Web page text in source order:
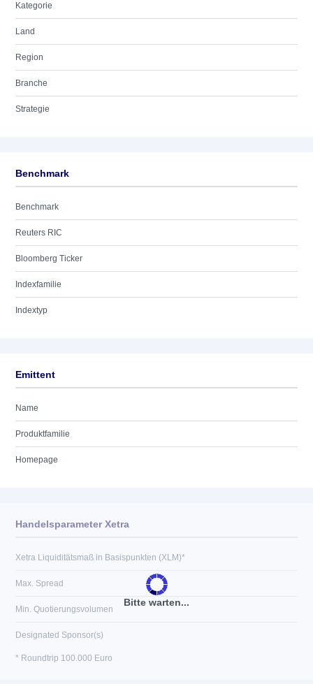
Kategorie
Land
Region
Branche
Strategie
Benchmark
Benchmark
Reuters RIC
Bloomberg Ticker
Indexfamilie
Indextyp
Emittent
Name
Produktfamilie
Homepage
Bitte warten...
Handelsparameter Xetra
Xetra Liquiditätsmaß in Basispunkten (XLM)*
Max. Spread
Min. Quotierungsvolumen
Designated Sponsor(s)
* Roundtrip 100.000 Euro